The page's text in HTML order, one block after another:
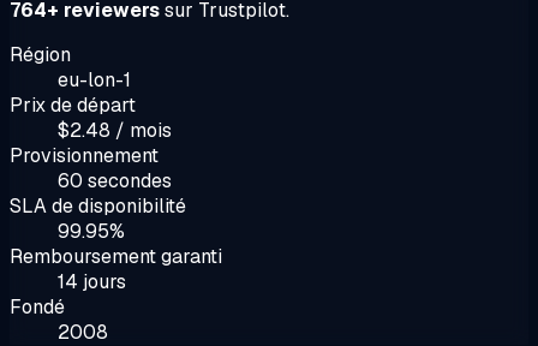
764+ reviewerssur Trustpilot.
Région
eu-lon-1
Prix de départ
$2.48 / mois
Provisionnement
60 secondes
SLA de disponibilité
99.95%
Remboursement garanti
14 jours
Fondé
2008